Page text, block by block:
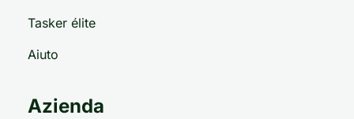
Tasker élite
Aiuto
Azienda